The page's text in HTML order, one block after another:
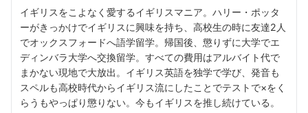
イギリスをこよなく愛するイギリスマニア。ハリー・ポッタ
ーがきっかけでイギリスに興味を持ち、高校生の時に友達2人
でオックスフォードへ語学留学。帰国後、懲りずに大学でエ
ディンバラ大学へ交換留学。すべての費用はアルバイト代で
まかない現地で大放出。イギリス英語を独学で学び、発音も
スペルも高校時代からイギリス流にしたことでテストで×をく
らうもやっぱり懲りない。今もイギリスを推し続けている。